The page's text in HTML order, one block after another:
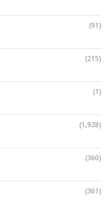
(91)
(215)
(1)
(1,928)
(360)
(361)